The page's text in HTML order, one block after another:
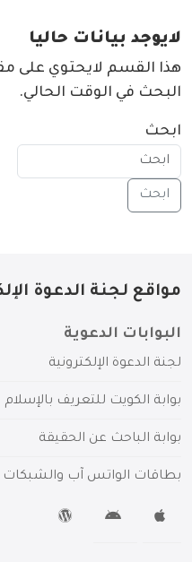
لايوجد بيانات حاليا
هذا القسم لايحتوي على
البحث في الوقت الحالي.
ابحث
مواقع لجنة الدعوة
البوابات الدعوية
لجنة الدعوة الإلكترونية
بوابة الكويت للتعريف بالإسلام
بوابة الباحث عن الحقيقة
بطاقات الواتس آب والشبكات